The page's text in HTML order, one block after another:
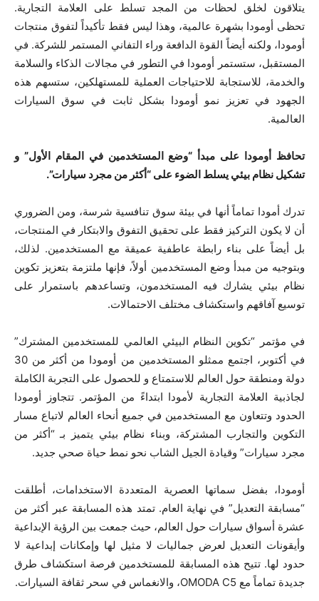
يتلاقون لخلق لحظات من المجد تسلط على العلامة التجارية.
تحظى أومودا بشهرة عالمية، وهذا ليس فقط تأكيداً لتفوق منتجات
أومودا، ولكنه أيضاً القوة الدافعة وراء التفاني المستمر للشركة. في
المستقبل، ستستمر أومودا في التطور في مجالات الذكاء والسلامة
والخدمة، للاستجابة للاحتياجات العملية للمستهلكين، ستسهم هذه
الجهود في تعزيز نمو أومودا بشكل ثابت في سوق السيارات
العالمية.
تحافظ أومودا على مبدأ “وضع المستخدمين في المقام الأول” و
تشكيل نظام بيئي يسلط الضوء على “أكثر من مجرد سيارات”.
تدرك أمودا تماماً أنها في بيئة سوق تنافسية شرسة، ومن الضروري
أن لا يكون التركيز فقط على تحقيق التفوق والابتكار في المنتجات،
بل أيضاً على بناء رابطة عاطفية عميقة مع المستخدمين. لذلك،
وبتوجيه من مبدأ وضع المستخدمين أولاً، فإنها ملتزمة بتعزيز تكوين
نظام بيئي يشارك فيه المستخدمون، وتساعدهم باستمرار على
توسيع آفاقهم واستكشاف مختلف الاحتمالات.
في مؤتمر “تكوين النظام البيئي العالمي للمستخدمين المشترك”
في أكتوبر، اجتمع ممثلو المستخدمين من أومودا من أكثر من 30
دولة ومنطقة حول العالم للاستمتاع و للحصول على التجربة الكاملة
لجاذبية العلامة التجارية لأمودا ابتداءً من المؤتمر. تتجاوز أومودا
الحدود وتتعاون مع المستخدمين في جميع أنحاء العالم لاتباع مسار
التكوين والتجارب المشتركة، وبناء نظام بيئي يتميز بـ “أكثر من
مجرد سيارات” وقيادة الجيل الشاب نحو نمط حياة صحي جديد.
أومودا، بفضل سماتها العصرية المتعددة الاستخدامات، أطلقت
“مسابقة التعديل” في نهاية العام. تمتد هذه المسابقة عبر أكثر من
عشرة أسواق سيارات حول العالم، حيث جمعت بين الرؤية الإبداعية
وأيقونات التعديل لعرض جماليات لا مثيل لها وإمكانات إبداعية لا
حدود لها. تتيح هذه المسابقة للمستخدمين فرصة استكشاف طرق
جديدة تماماً مع OMODA C5، والانغماس في سحر ثقافة السيارات.